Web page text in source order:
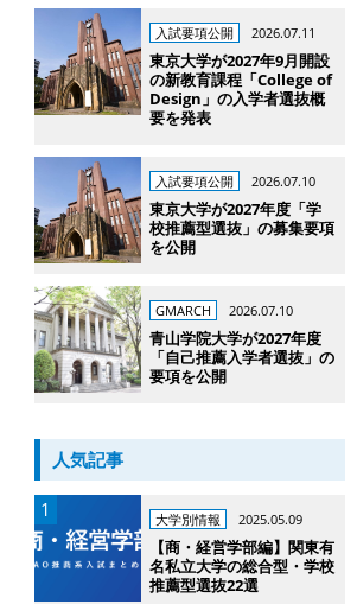
入試要項公開 2026.07.11
東京大学が2027年9月開設
の新教育課程「College of
Design」の入学者選抜概
要を発表
入試要項公開 2026.07.10
東京大学が2027年度「学
校推薦型選抜」の募集要項
を公開
GMARCH 2026.07.10
青山学院大学が2027年度
「自己推薦入学者選抜」の
要項を公開
人気記事
大学別情報 2025.05.09
【商・経営学部編】関東有
名私立大学の総合型・学校
推薦型選抜22選